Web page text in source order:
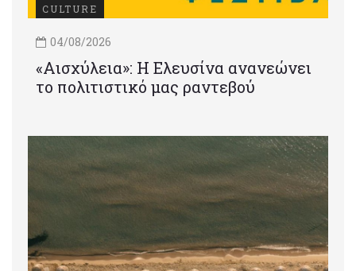
CULTURE
04/08/2026
«Αισχύλεια»: Η Ελευσίνα ανανεώνει
το πολιτιστικό μας ραντεβού